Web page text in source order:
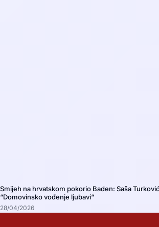
Smijeh na hrvatskom pokorio Baden: Saša
“Domovinsko vođenje ljubavi“
28/04/2026